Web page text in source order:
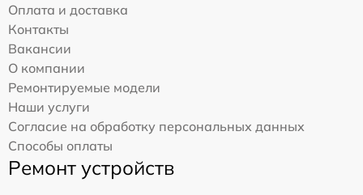
Оплата и доставка
Контакты
Вакансии
О компании
Ремонтируемые модели
Наши услуги
Согласие на обработку персональных данных
Способы оплаты
Ремонт устройств